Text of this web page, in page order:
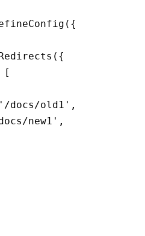
({
({
[
docs/old1' ,
new1' ,